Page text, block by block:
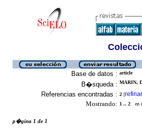
Base de datos : article
B�squeda : MARIN,
Referencias encontradas : 2 [refinar
Mostrando: 1 .. 2 en
p�gina 1 de 1